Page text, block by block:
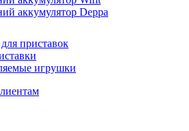
аккумулятор Deppa
приставок
игрушки